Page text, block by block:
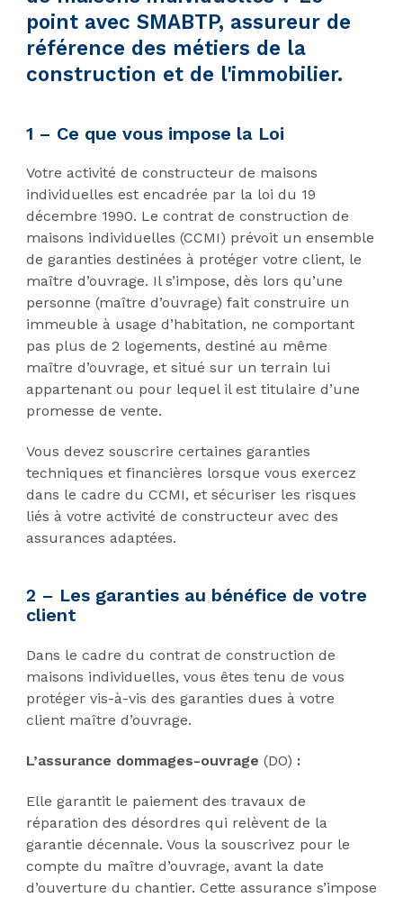
point avec SMABTP, assureur de
référence des métiers de la
construction et de l'immobilier.
1 – Ce que vous impose la Loi
Votre activité de constructeur de maisons
individuelles est encadrée par la loi du 19
décembre 1990. Le contrat de construction de
maisons individuelles (CCMI) prévoit un ensemble
de garanties destinées à protéger votre client, le
maître d’ouvrage. Il s’impose, dès lors qu’une
personne (maître d’ouvrage) fait construire un
immeuble à usage d’habitation, ne comportant
pas plus de 2 logements, destiné au même
maître d’ouvrage, et situé sur un terrain lui
appartenant ou pour lequel il est titulaire d’une
promesse de vente.
Vous devez souscrire certaines garanties
techniques et financières lorsque vous exercez
dans le cadre du CCMI, et sécuriser les risques
liés à votre activité de constructeur avec des
assurances adaptées.
2 – Les garanties au bénéfice de votre
client
Dans le cadre du contrat de construction de
maisons individuelles, vous êtes tenu de vous
protéger vis-à-vis des garanties dues à votre
client maître d’ouvrage.
L’assurance dommages-ouvrage (DO) :
Elle garantit le paiement des travaux de
réparation des désordres qui relèvent de la
garantie décennale. Vous la souscrivez pour le
compte du maître d’ouvrage, avant la date
d’ouverture du chantier. Cette assurance s’impose